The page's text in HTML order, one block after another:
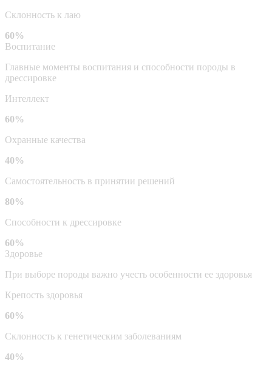
Склонность к лаю
60%
Воспитание
Главные моменты воспитания и способности породы в
дрессировке
Интеллект
60%
Охранные качества
40%
Самостоятельность в принятии решений
80%
Способности к дрессировке
60%
Здоровье
При выборе породы важно учесть особенности ее здоровья
Крепость здоровья
60%
Склонность к генетическим заболеваниям
40%